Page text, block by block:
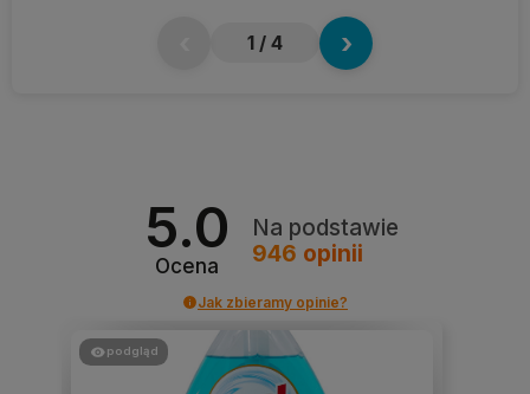
1 / 4 ›
5.0
Ocena
Na podstawie
946 opinii
Jak zbieramy opinie?
podgląd